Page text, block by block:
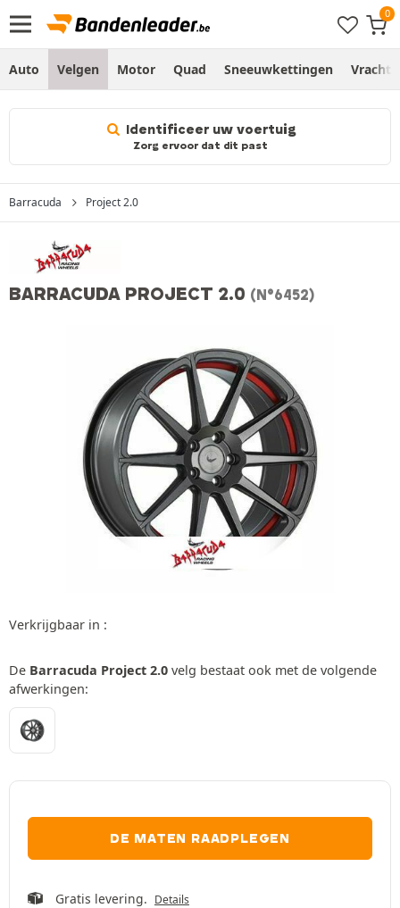
Auto Velgen Motor Quad Sneeuwkettingen
Identificeer uw voertuig
Zorg ervoor dat dit past
Barracuda Project 2.0
BARRACUDA PROJECT 2.0 (N°6452)
Verkrijgbaar in :
De Barracuda Project 2.0 velg bestaat ook met de volgende
afwerkingen:
DE MATEN RAADPLEGEN
Gratis levering. Details